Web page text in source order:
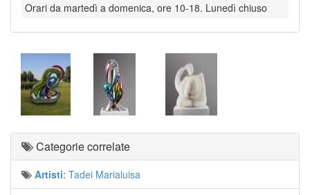
Orari da martedì a domenica, ore 10-18. Lunedì chiuso
Categorie correlate
Artisti: Tadei Marialuisa